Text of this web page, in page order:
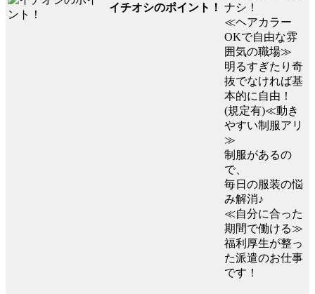
イチオシのポイント！ ナシ！
≪ヘアカラー
OKで自由な雰
囲気の職場≫
明るすぎたり奇
抜でなければ基
本的に自由！
(規定有)≪動き
やすい制服アリ
≫
制服があるの
で、
毎日の服装の悩
み解消♪
≪自分に合った
期間で働ける≫
福利厚生が整っ
た派遣のお仕事
です！